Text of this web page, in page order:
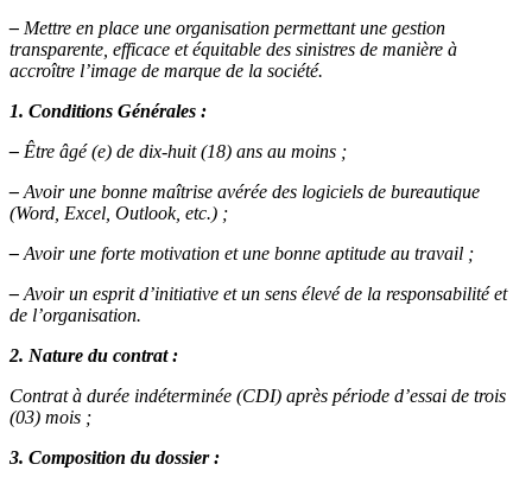
– Mettre en place une organisation permettant une gestion
transparente, efficace et équitable des sinistres de manière à
accroître l’image de marque de la société.
1. Conditions Générales :
– Être âgé (e) de dix-huit (18) ans au moins ;
–Avoir une bonne maîtrise avérée des logiciels de bureautique
(Word, Excel, Outlook, etc.) ;
–Avoir une forte motivation et une bonne aptitude au travail ;
–Avoir un esprit d’initiative et un sens élevé de la responsabilité et
de l’organisation.
2. Nature du contrat :
Contrat à durée indéterminée (CDI) après période d’essai de trois
(03) mois ;
3. Composition du dossier :